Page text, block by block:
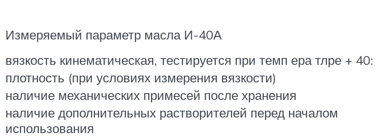
Измеряемый параметр масла И-40А
вязкость кинематическая, тестируется при темп ера тлре + 40:
плотность (при условиях измерения вязкости)
наличие механических примесей после хранения
наличие дополнительных растворителей перед началом
использования